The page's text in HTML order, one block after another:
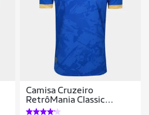
Camisa Cruzeiro
RetrôMania Classic
Masculina